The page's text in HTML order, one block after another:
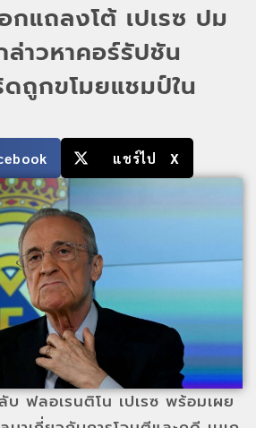
กแถลงโต้ เปเรซ ปม
าวหาคอร์รัปชัน
ถูกขโมยแชมป์ใน
แชร์ไป X
ฟลอเรนติโน เปเรซ พร้อมเผย